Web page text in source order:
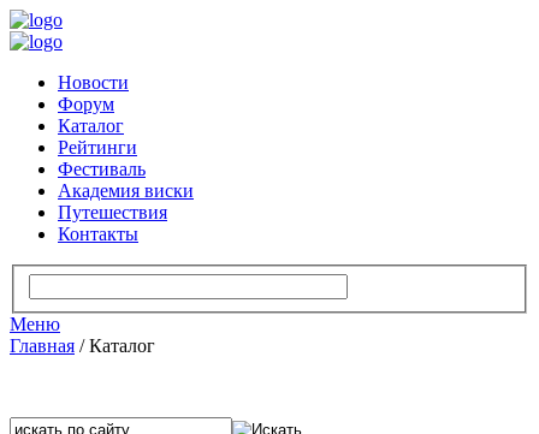
Новости
Форум
Каталог
Рейтинги
Фестиваль
Академия виски
Путешествия
Контакты
Меню
Главная /Каталог